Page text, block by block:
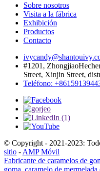
Sobre nosotros
Visita a la fábrica
Exhibición
Productos
Contacto
#1201,
Street, Xinjin Street,
Teléfono:
© Copyright - 2021-2023:
sitio - AMP Móvil
Fabricante de caramelos de
goma, caramelo de